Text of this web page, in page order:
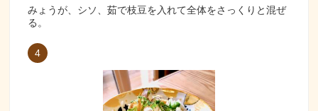
みょうが、シソ、茹で枝豆を入れて全体をさっくりと混ぜ
る。
4